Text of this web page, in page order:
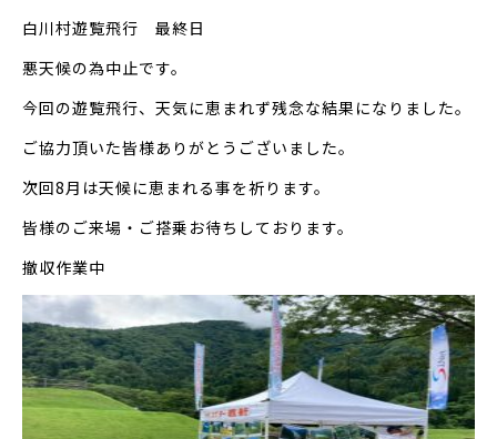
白川村遊覧飛行 最終日
悪天候の為中止です。
今回の遊覧飛行、天気に恵まれず残念な結果になりました。
ご協力頂いた皆様ありがとうございました。
次回8月は天候に恵まれる事を祈ります。
皆様のご来場・ご搭乗お待ちしております。
撤収作業中